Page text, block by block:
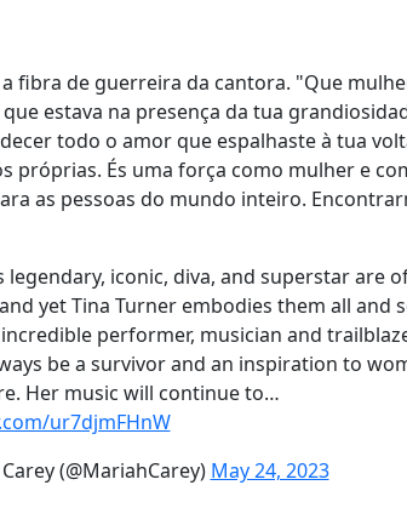
fibra de guerreira da cantora. "Que
estava na presença da tua
todo o amor que espalhaste à tua
próprias. És uma força como mulher e
as pessoas do mundo inteiro.
legendary, iconic, diva, and superstar are
yet Tina Turner embodies them all and
performer, musician and
be a survivor and an inspiration to
Her music will continue to…
ur7djmFHnW
(@MariahCarey) May 24, 2023